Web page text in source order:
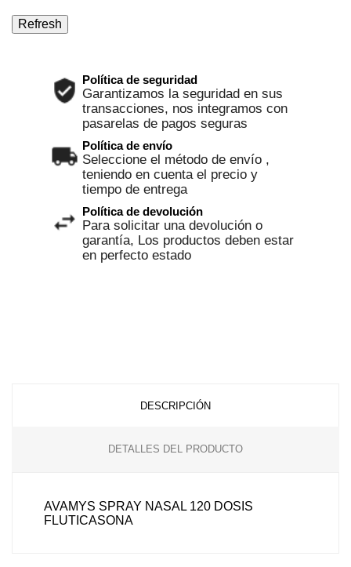
Política de seguridad
Garantizamos la seguridad en sus
transacciones, nos integramos con
pasarelas de pagos seguras
Política de envío
Seleccione el método de envío ,
teniendo en cuenta el precio y
tiempo de entrega
Política de devolución
Para solicitar una devolución o
garantía, Los productos deben estar
en perfecto estado
DESCRIPCIÓN
DETALLES DEL PRODUCTO
AVAMYS SPRAY NASAL 120 DOSIS
FLUTICASONA